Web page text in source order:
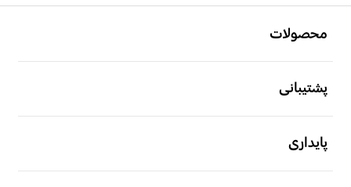
محصولات
پشتیبانی
پایداری